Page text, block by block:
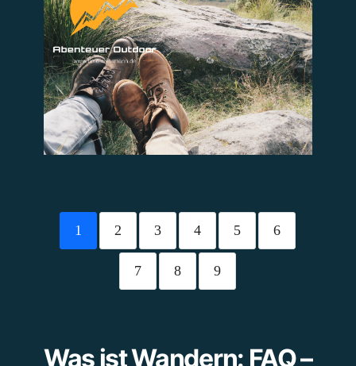
Zum Beitrag
1 2 3 4 5 6
7 8 9
Was ist Wandern: FAQ –